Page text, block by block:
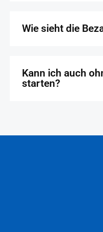
Wie sieht die
Kann ich auch
starten?